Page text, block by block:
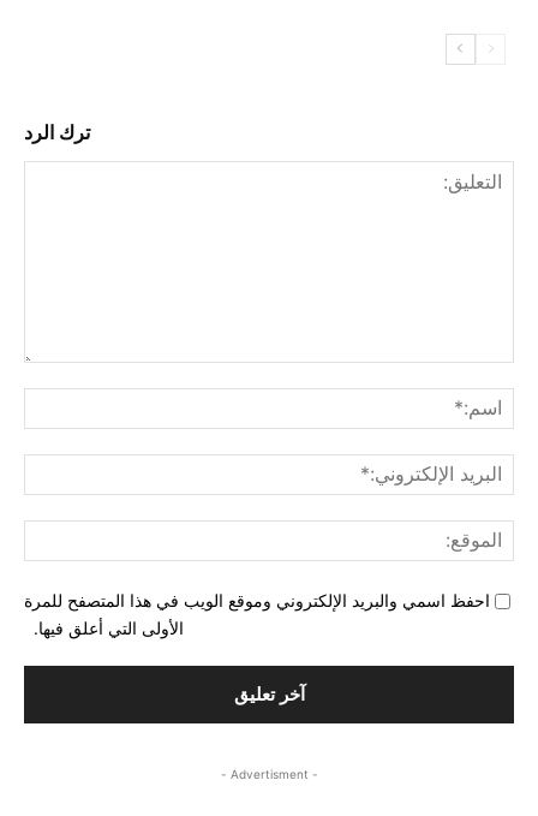
ترك الرد
احفظ اسمي والبريد الإلكتروني وموقع الويب في هذا المتصفح للمرة
الأولى التي أعلق فيها.
- Advertisment -